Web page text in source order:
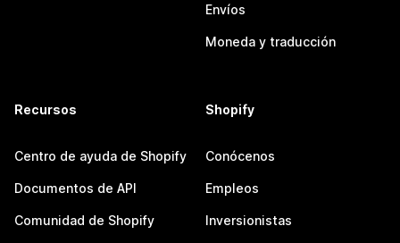
Envíos
Moneda y traducción
Recursos
Centro de ayuda de Shopify
Documentos de API
Comunidad de Shopify
Shopify
Conócenos
Empleos
Inversionistas